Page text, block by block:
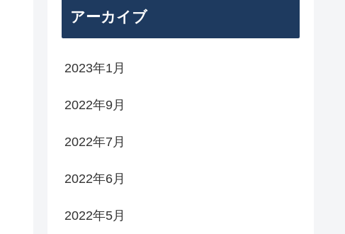
アーカイブ
2023年1月
2022年9月
2022年7月
2022年6月
2022年5月